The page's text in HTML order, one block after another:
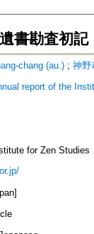
書勘査初記
chang (au.); 神野
report of the
for Zen Studies